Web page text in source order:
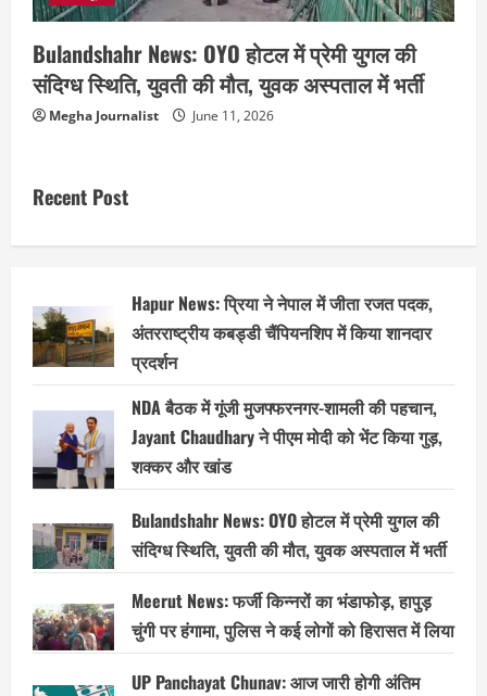
Bulandshahr News: OYO होटल में प्रेमी युगल की
संदिग्ध स्थिति, युवती की मौत, युवक अस्पताल में भर्ती
Megha Journalist June 11, 2026
Recent Post
Hapur News: प्रिया ने नेपाल में जीता रजत पदक,
अंतरराष्ट्रीय कबड्डी चैंपियनशिप में किया शानदार
प्रदर्शन
NDA बैठक में गूंजी मुजफ्फरनगर-शामली की पहचान,
Jayant Chaudhary ने पीएम मोदी को भेंट किया गुड़,
शक्कर और खांड
Bulandshahr News: OYO होटल में प्रेमी युगल की
संदिग्ध स्थिति, युवती की मौत, युवक अस्पताल में भर्ती
Meerut News: फर्जी किन्नरों का भंडाफोड़, हापुड़
चुंगी पर हंगामा, पुलिस ने कई लोगों को हिरासत में लिया
UP Panchayat Chunav: आज जारी होगी अंतिम